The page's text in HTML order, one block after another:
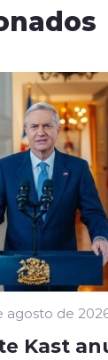
agosto de
Kast